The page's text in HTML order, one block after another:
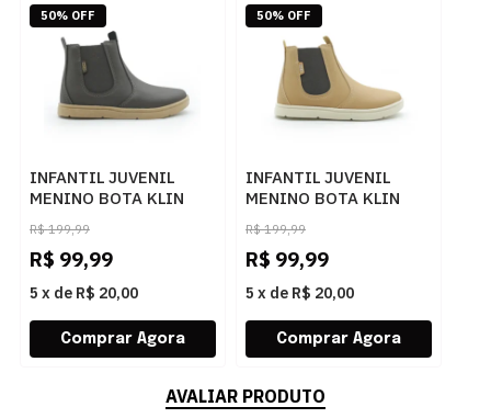
INFANTIL JUVENIL
MENINO BOTA KLIN
JECA 469224
8092CAFEGOMA
R$ 199,99
R$ 99,99
5 x de R$ 20,00
50% OFF
INFANTIL JUVENIL
MENINO BOTA KLIN
JECA 469224
16680CAPUCCINOCAFE
R$ 199,99
R$ 99,99
5 x de R$ 20,00
50% OFF
AVALIAR PRODUTO